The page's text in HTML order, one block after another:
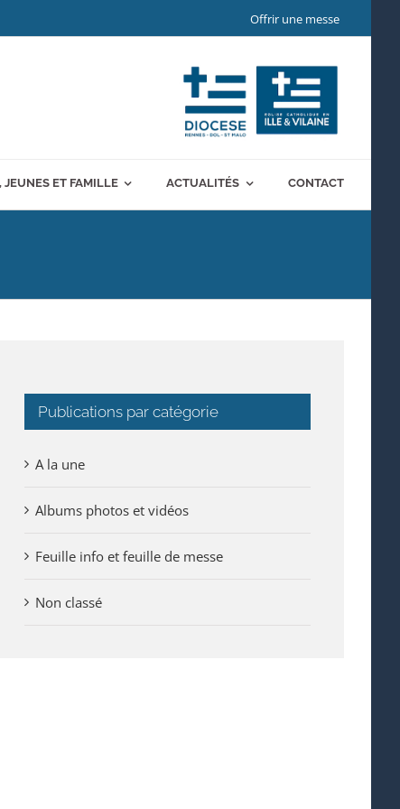
Offrir une messe
JEUNES ET FAMILLE ACTUALITÉS CONTACT
Publications par catégorie
A la une
Albums photos et vidéos
Feuille info et feuille de messe
Non classé